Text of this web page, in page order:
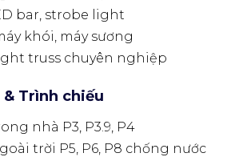
bar, strobe light
khói, máy sương
truss chuyên nghiệp
& Trình chiếu
nhà P3, P3.9, P4
trời P5, P6, P8 chống nước